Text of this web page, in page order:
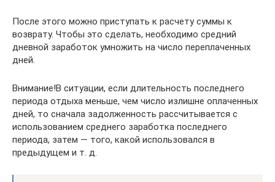
После этого можно приступать к расчету суммы к
возврату. Чтобы это сделать, необходимо средний
дневной заработок умножить на число переплаченных
дней.
Внимание!В ситуации, если длительность последнего
периода отдыха меньше, чем число излишне оплаченных
дней, то сначала задолженность рассчитывается с
использованием среднего заработка последнего
периода, затем — того, какой использовался в
предыдущем и т. д.